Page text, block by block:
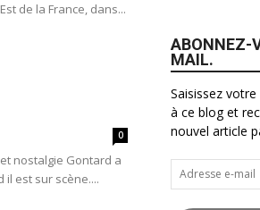
de la France, dans...
0
nostalgie Gontard a
est sur scène....
ABONNEZ-
MAIL.
Saisissez
à ce blog et
nouvel article
Adresse
e-
mail